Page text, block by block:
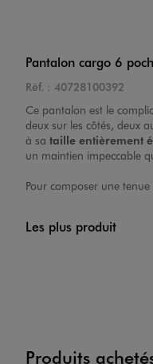
Pantalon cargo 6
Réf. : 40728100392
Ce pantalon est le
deux sur les côtés, deux
à sa taille entièrement
un maintien impeccable
Pour composer une
Les plus produit
Produits